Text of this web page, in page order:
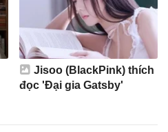
Jisoo (BlackPink) thích
đọc 'Đại gia Gatsby'